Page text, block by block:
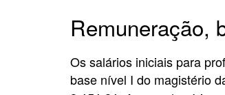
Remuneração,
Os salários iniciais para
base nível I do magistério